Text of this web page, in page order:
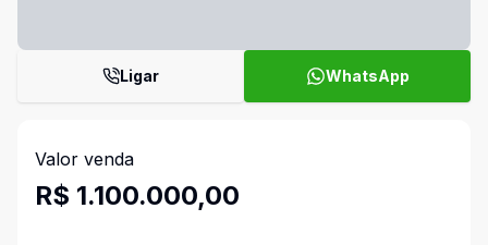
Ligar WhatsApp
Valor venda
R$ 1.100.000,00